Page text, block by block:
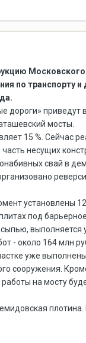
по транспорту
дороги»
мосты.
15 %. Сейчас
несущих
свай в
установлены
под
выполняется
- около 164 млн
уже
сооружения.
на мосту